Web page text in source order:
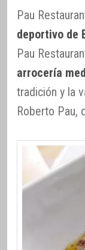
Pau
deportivo de
Pau
arrocería
tradición y la
Roberto Pau,